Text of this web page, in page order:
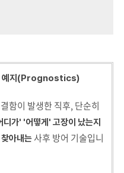
예지(Prognostics)
함이 발생한 직후, 단순히
디가' '어떻게' 고장이 났는지
아내는 사후 방어 기술입니